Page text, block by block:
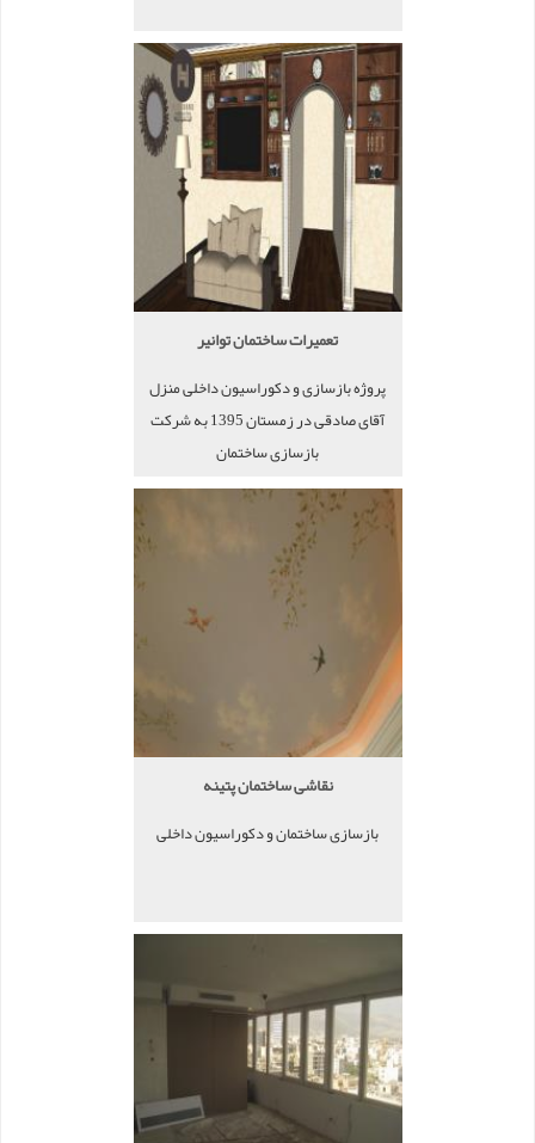
تعمیرات ساختمان توانیر
پروژه بازسازی و دکوراسیون داخلی منزل
آقای صادقی در زمستان 1395 به شرکت
بازسازی ساختمان
نقاشی ساختمان پتینه
بازسازی ساختمان و دکوراسیون داخلی